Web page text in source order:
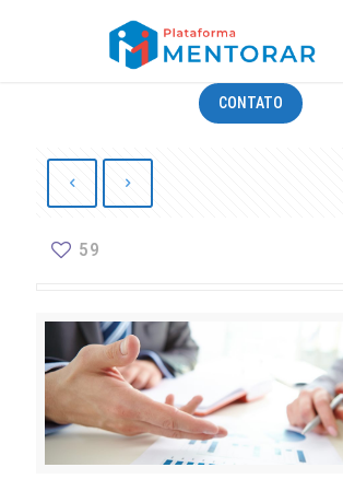
CONTATO
59